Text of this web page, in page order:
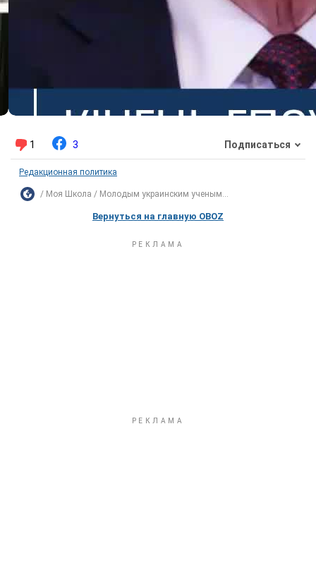
1 3 Подписаться
Редакционная политика
Моя Школа Молодым украинским ученым...
Вернуться на главную OBOZ